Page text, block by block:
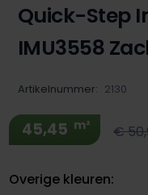
Quick-Step
IMU3558
Artikelnummer: 2130
45,45 m² €
Overige kleuren: